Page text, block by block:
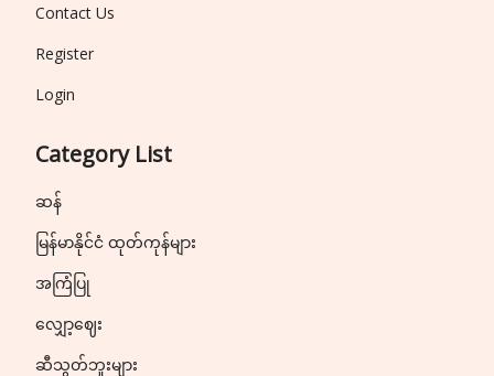
Contact Us
Register
Login
Category List
ဆန်
မြန်မာနိုင်ငံ ထုတ်ကုန်များ
အကြံပြု
လျှော့ဈေး
ဆီသွတ်ဘူးများ